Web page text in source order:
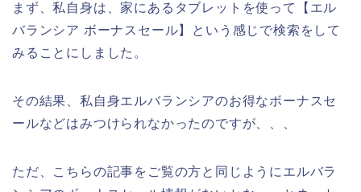
まず、私自身は、家にあるタブレットを使って【エル
バランシア ボーナスセール】という感じで検索をして
みることにしました。
その結果、私自身エルバランシアのお得なボーナスセ
ールなどはみつけられなかったのですが、、、
ただ、こちらの記事をご覧の方と同じようにエルバラ